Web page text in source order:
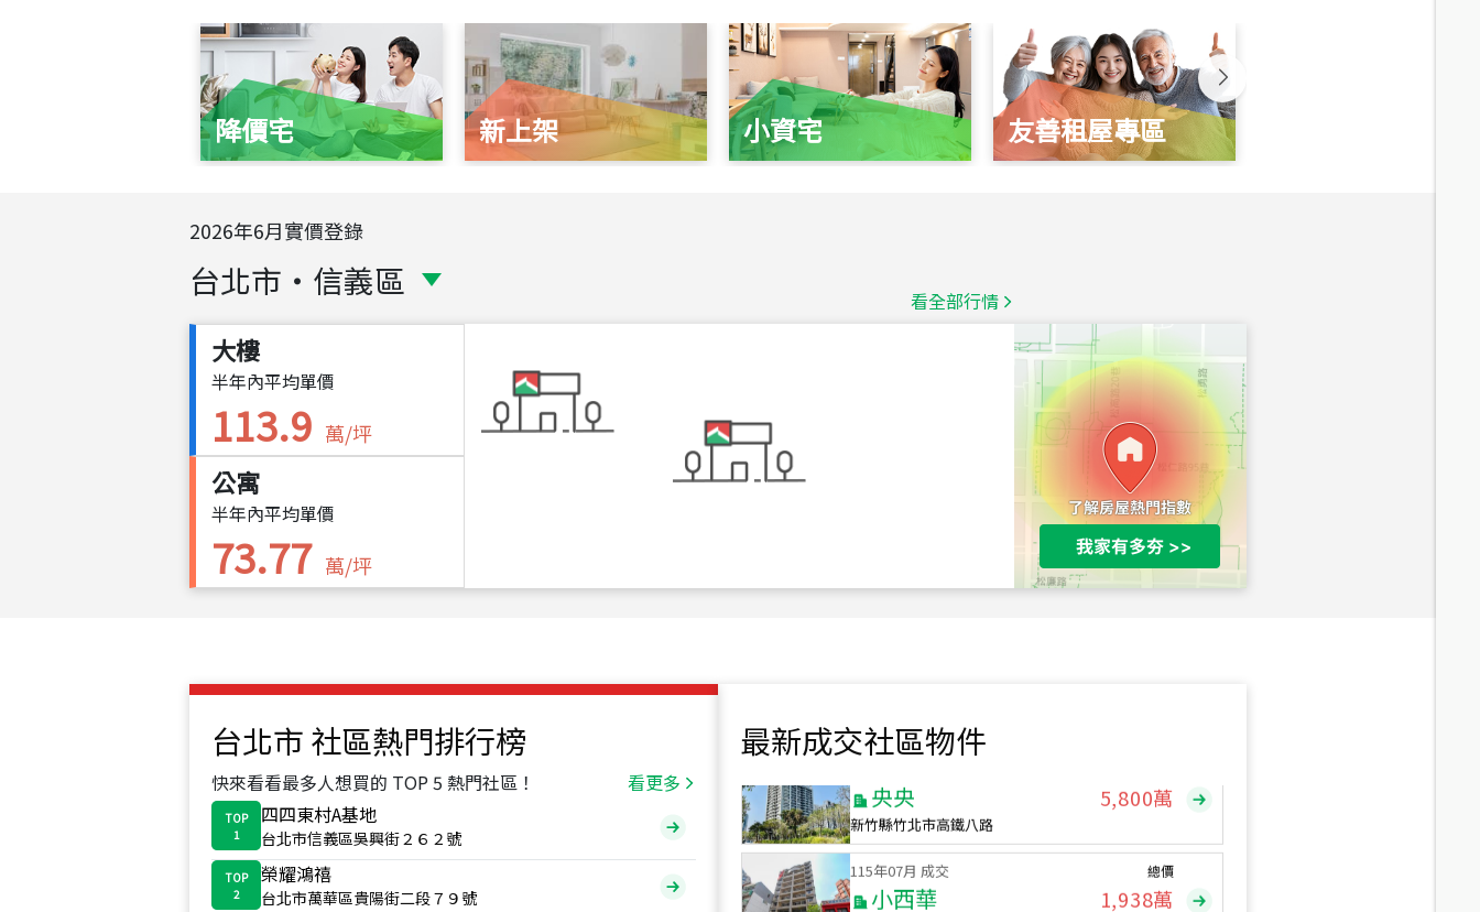
降價宅 新上架 小資宅 友善租屋專區
2026年6月實價登錄
台北市 ・ 信義區 看全部行情
大樓
半年內平均單價
113.9 萬/坪
公寓
半年內平均單價
73.77 萬/坪
台北市 社區熱門排行榜
快來看看最多人想買的 TOP 5 熱門社區！ 看更多
TOP
1
四四東村A基地
台北市信義區吳興街２６２號
TOP
2
榮耀鴻禧
台北市萬華區貴陽街二段７９號
最新成交社區物件
台北市中山區長春路
1,020萬
總價
490萬
新竹市新竹市慈祥路
總價
1,808萬
115年07月 成交
新竹縣竹北市高鐵八路
115年07月 成交
小西華
台北市內湖區康寧路三段
總價
1,938萬